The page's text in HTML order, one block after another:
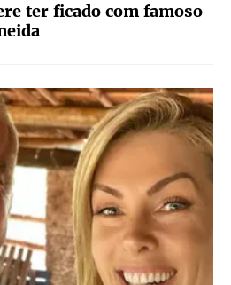
ter ficado com famoso